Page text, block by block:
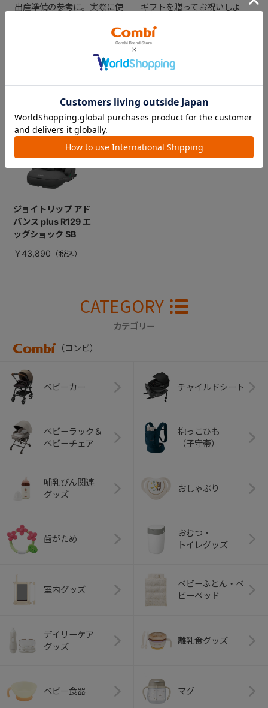
出産準備の参考に。実際に使
ギフトを贈ってお祝いしよ
CHECKED ITEM
最近見た商品
ジョイトリップ アド
バンス plus R129 エ
ッグショック SB
￥43,890
CATEGORY
カテゴリー
（コンビ）
ベビーカー チャイルドシート
ベビーラック＆
ベビーチェア
抱っこひも
（子守帯）
哺乳びん関連
グッズ
おしゃぶり
歯がため
おむつ・
トイレグッズ
室内グッズ
ベビーふとん・ベ
ビーベッド
デイリーケア
グッズ
離乳食グッズ
ベビー食器 マグ